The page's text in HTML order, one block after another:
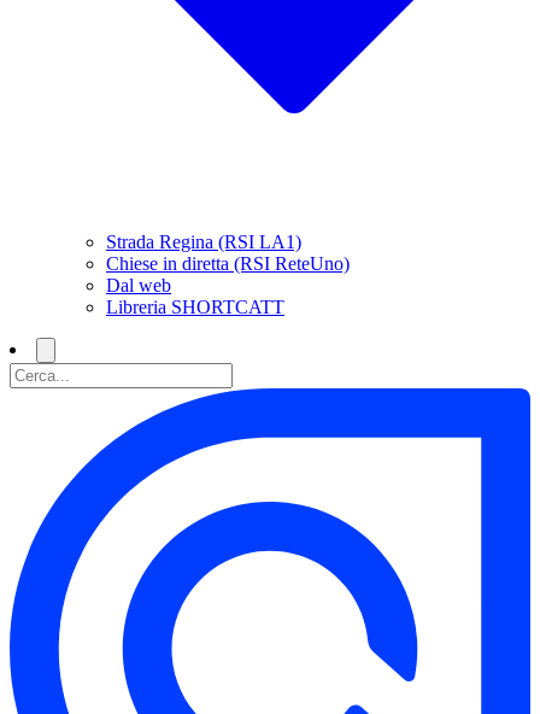
Strada Regina (RSI LA1)
Chiese in diretta (RSI ReteUno)
Dal web
Libreria SHORTCATT